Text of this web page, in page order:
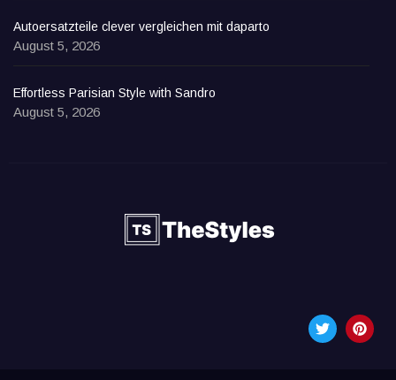
Autoersatzteile clever vergleichen mit daparto
August 5, 2026
Effortless Parisian Style with Sandro
August 5, 2026